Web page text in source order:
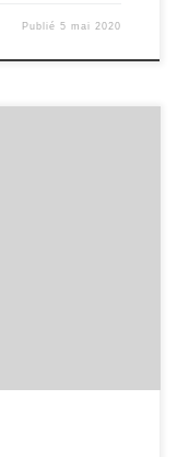
Publié5 mai 2020